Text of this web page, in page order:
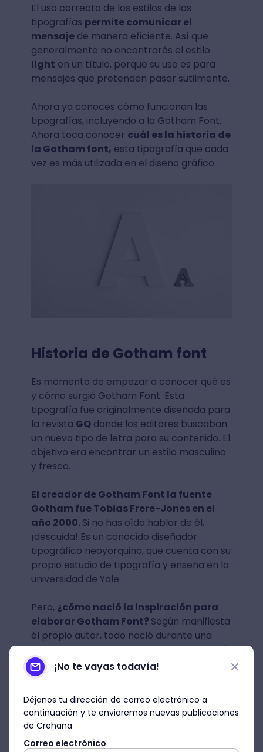
El uso correcto de los estilos de las
tipografías permite comunicar el
mensajede manera eficiente. Así que
generalmente no encontrarás el estilo
light en un título, porque su uso es para
mensajes que pretenden pasar sutilmente.
Ahora ya conoces cómo funcionan las
tipografías, incluyendo a la Gotham Font.
Ahora toca conocer cuál es la historia de
la Gotham font, esta tipografía que cada
vez es más utilizada en el diseño gráfico.
Historia de Gotham font
Es momento de empezar a conocer qué es
y cómo surgió Gotham Font. Esta
tipografía fue originalmente diseñada para
la revista GQdonde los editores buscaban
un nuevo tipo de letra para su contenido. El
objetivo era encontrar un estilo masculino
y fresco.
El creador de Gotham Font la fuente
Gotham fue Tobias Frere-Jones en el
año 2000.Si no has oído hablar de él,
¡descuida! Es un conocido diseñador
tipográfico neoyorquino, que cuenta con su
propio estudio de tipografía y enseña en la
universidad de Yale.
Pero, ¿cómo nació la inspiración para
elaborar Gotham Font?Según manifiesta
él propio autor, todo nació durante una
época en la que se dedicaba a la fotografía
urbana. Es allí en la que se sintió atraído
por la tipografía de los viejos edificios y el
estilo simple y neutral muy característico
de Gotham Font.
Sin embargo, eso no fue todo.En la
¡No te vayas todavía!
Déjanos tu dirección de correo electrónico a
continuación y te enviaremos nuevas publicaciones
de Crehana
Correo electrónico